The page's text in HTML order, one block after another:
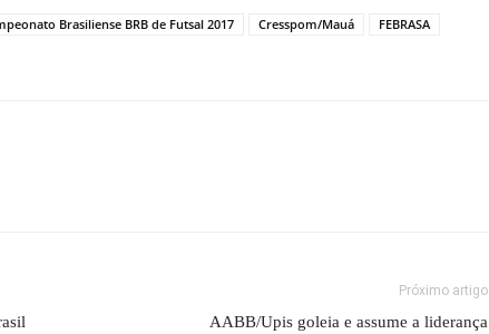
Brasiliense BRB de Futsal 2017 Cresspom/Mauá
FEBRASA
Próximo artigo
AABB/Upis goleia e assume a liderança